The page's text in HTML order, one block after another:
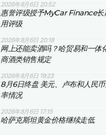
2026年8月6日 20:52
惠誉评级授予MyCar Finance长
用评级
2026年8月6日 20:18
网上还能卖酒吗？哈贸易和一体
商酒类销售规定
2026年8月6日 19:23
8月6日终盘 美元、卢布和人民
率情况
2026年8月6日 17:15
哈萨克斯坦黄金价格继续走低